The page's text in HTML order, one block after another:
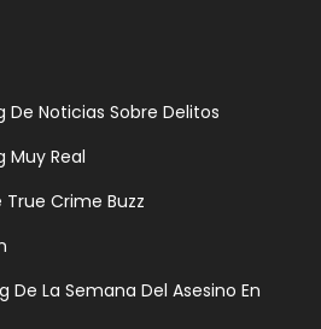
Noticias Sobre Delitos
Muy Real
Crime Buzz
La Semana Del Asesino En